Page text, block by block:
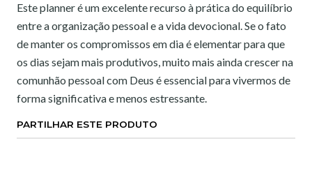
Este planner é um excelente recurso à prática do equilíbrio
entre a organização pessoal e a vida devocional. Se o fato
de manter os compromissos em dia é elementar para que
os dias sejam mais produtivos, muito mais ainda crescer na
comunhão pessoal com Deus é essencial para vivermos de
forma significativa e menos estressante.
PARTILHAR ESTE PRODUTO